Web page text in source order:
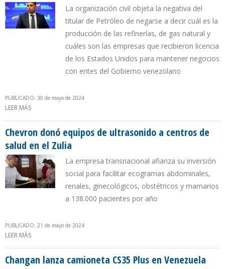
La organización civil objeta la negativa del
titular de Petróleo de negarse a decir cuál es la
producción de las refinerías, de gas natural y
cuáles son las empresas que recibieron licencia
de los Estados Unidos para mantener negocios
con entes del Gobierno venezolano
PUBLICADO: 30 de mayo de 2024
LEER MÁS
PDVSA
Chevron donó equipos de ultrasonido a centros de
salud en el Zulia
La empresa transnacional afianza su inversión
social para facilitar ecogramas abdominales,
renales, ginecológicos, obstétricos y mamarios
a 138.000 pacientes por año
PUBLICADO: 21 de mayo de 2024
LEER MÁS
Changan lanza camioneta CS35 Plus en Venezuela